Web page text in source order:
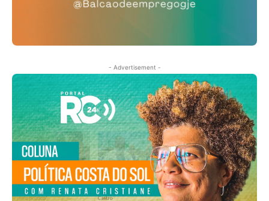
- Advertisement -